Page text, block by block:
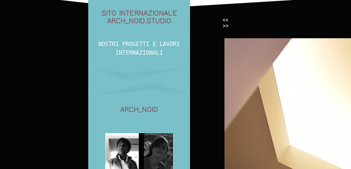
<<
>>
SITO INTERNAZIONALE
ARCH_NOID.STUDIO
NOSTRI PROGETTI E LAVORI
INTERNAZIONALI
ARCH_NOID